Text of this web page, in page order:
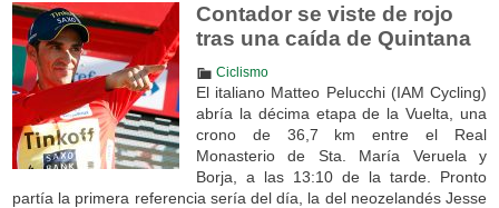
Contador se viste de rojo
tras una caída de Quintana
Ciclismo
El italiano Matteo Pelucchi (IAM Cycling)
abría la décima etapa de la Vuelta, una
crono de 36,7 km entre el Real
Monasterio de Sta. María Veruela y
Borja, a las 13:10 de la tarde. Pronto
partía la primera referencia sería del día, la del neozelandés Jesse